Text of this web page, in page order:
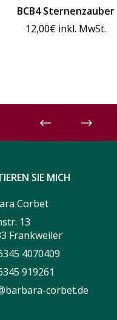
BCB4 Sternenzauber
12,00€ inkl. MwSt.
SIE MICH
Corbet
13
Frankweiler
4070409
919261
corbet.de